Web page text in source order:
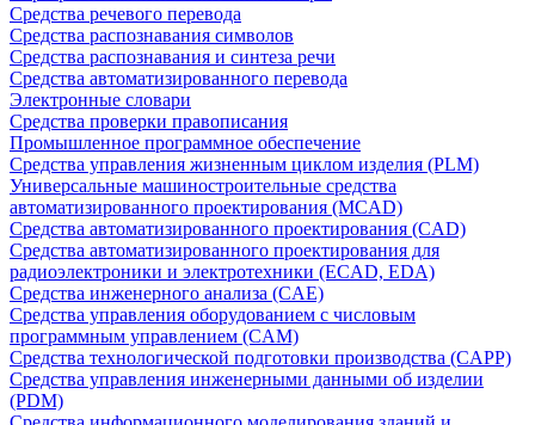
Средства речевого перевода
Средства распознавания символов
Средства распознавания и синтеза речи
Средства автоматизированного перевода
Электронные словари
Средства проверки правописания
Промышленное программное обеспечение
Средства управления жизненным циклом изделия (PLM)
Универсальные машиностроительные средства
автоматизированного проектирования (MCAD)
Средства автоматизированного проектирования (CAD)
Средства автоматизированного проектирования для
радиоэлектроники и электротехники (ECAD, EDA)
Средства инженерного анализа (CAE)
Средства управления оборудованием с числовым
программным управлением (CAM)
Средства технологической подготовки производства (CAPP)
Средства управления инженерными данными об изделии
(PDM)